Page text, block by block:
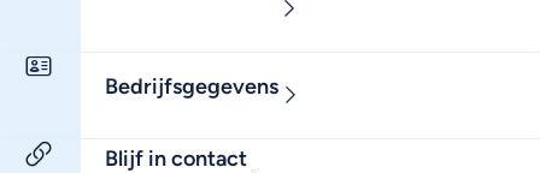
Bedrijfsgegevens
Blijf in contact